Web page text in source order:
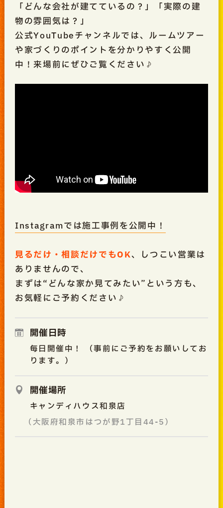
「どんな会社が建てているの？」「実際の建
物の雰囲気は？」
公式YouTubeチャンネルでは、ルームツアー
や家づくりのポイントを分かりやすく公開
中！来場前にぜひご覧ください♪
Instagramでは施工事例を公開中！
見るだけ・相談だけでもOK、しつこい営業は
ありませんので、
まずは“どんな家か見てみたい”という方も、
お気軽にご予約ください♪
開催日時
毎日開催中！ （事前にご予約をお願いしてお
ります。）
開催場所
キャンディハウス和泉店
（大阪府和泉市はつが野1丁目44-5）